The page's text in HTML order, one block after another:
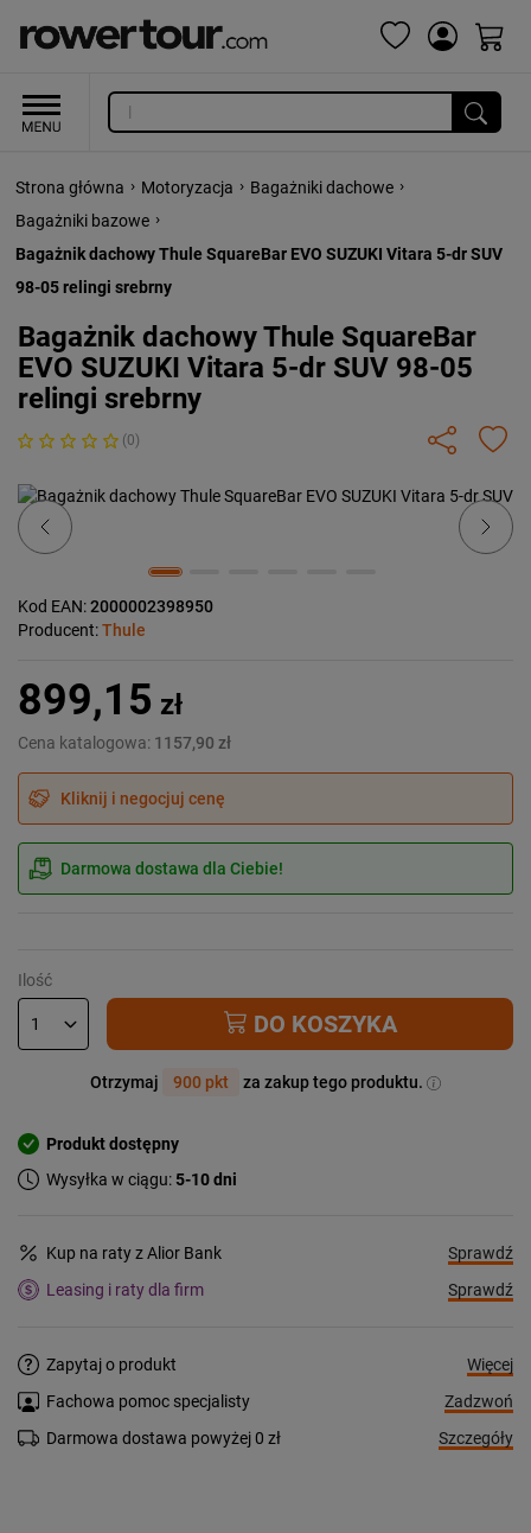
Strona główna › Motoryzacja › Bagażniki dachowe ›
Bagażniki bazowe ›
Bagażnik dachowy Thule SquareBar EVO SUZUKI Vitara 5-dr SUV
98-05 relingi srebrny
Bagażnik dachowy Thule SquareBar
EVO SUZUKI Vitara 5-dr SUV 98-05
relingi srebrny
(0)
Previous Next
Kod EAN:2000002398950
Producent:Thule
899,15 zł
Cena katalogowa: 1157,90 zł
Kliknij i negocjuj cenę
Darmowa dostawa dla Ciebie!
Ilość
DO KOSZYKA
Otrzymaj 900 pkt za zakup tego produktu.
Produkt dostępny
Wysyłka w ciągu:5-10 dni
Kup na raty z Alior Bank
Sprawdź
Leasing i raty dla firm
Sprawdź
Zapytaj o produkt
Więcej
Fachowa pomoc specjalisty
Zadzwoń
Darmowa dostawa powyżej 0 zł
Szczegóły